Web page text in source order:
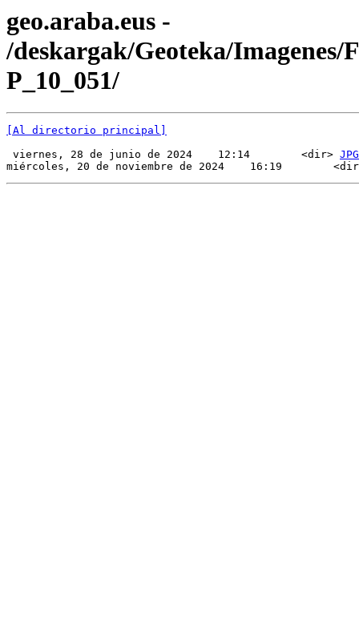
geo.araba.eus -
/deskargak/Geoteka/Imagenes/
P_10_051/
[Al directorio principal]
viernes, 28 de junio de 2024    12:14        <dir> JPG
miércoles, 20 de noviembre de 2024    16:19